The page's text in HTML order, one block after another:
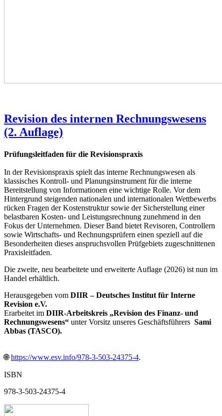
Revision des internen Rechnungswesens
(2. Auflage)
Prüfungsleitfaden für die Revisionspraxis
In der Revisionspraxis spielt das interne Rechnungswesen als
klassisches Kontroll- und Planungsinstrument für die interne
Bereitstellung von Informationen eine wichtige Rolle. Vor dem
Hintergrund steigenden nationalen und internationalen Wettbewerbs
rücken Fragen der Kostenstruktur sowie der Sicherstellung einer
belastbaren Kosten- und Leistungsrechnung zunehmend in den
Fokus der Unternehmen. Dieser Band bietet Revisoren, Controllern
sowie Wirtschafts- und Rechnungsprüfern einen speziell auf die
Besonderheiten dieses anspruchsvollen Prüfgebiets zugeschnittenen
Praxisleitfaden.
Die zweite, neu bearbeitete und erweiterte Auflage (2026) ist nun im
Handel erhältlich.
Herausgegeben vom DIIR – Deutsches Institut für Interne
Revision e.V.
Erarbeitet im DIIR-Arbeitskreis „Revision des Finanz- und
Rechnungswesens“ unter Vorsitz unseres Geschäftsführers Sami
Abbas (TASCO).
🌐https://www.esv.info/978-3-503-24375-4.
ISBN
978-3-503-24375-4